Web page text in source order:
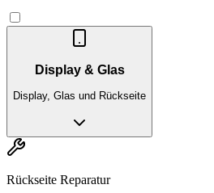
Display & Glas
Display, Glas und Rückseite
Rückseite Reparatur